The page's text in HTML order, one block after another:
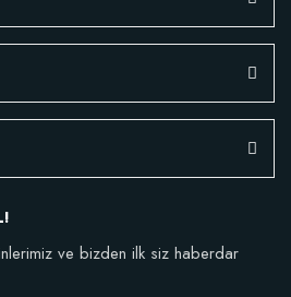
ve bizden ilk siz haberdar